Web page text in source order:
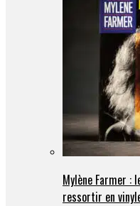
Mylène Farmer :
ressortir en